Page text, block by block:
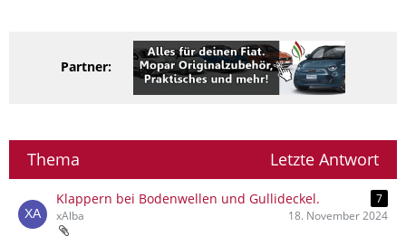
Partner:
Thema Letzte Antwort
Klappern bei Bodenwellen und Gullideckel.
7
xAlba
18. November 2024